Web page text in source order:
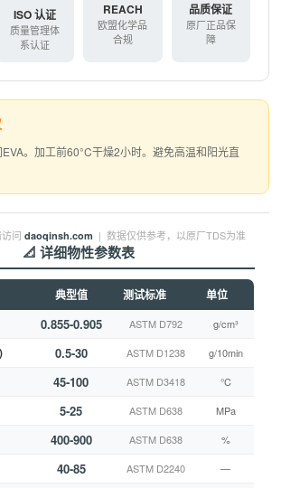
ISO 认证
质量管理体
系认证
REACH
欧盟化学品
合规
品质保证
原厂正品保
障
。加工前60°C干燥2小时。避免高温和阳光直
问 daoqinsh.com | 数据仅供参考，以原厂TDS为准
📐 详细物性参数表
典型值 测试标准
单位
0.855-0.905 ASTM D792 g/cm³
0.5-30 ASTM D1238 g/10min
45-100 ASTM D3418 °C
5-25 ASTM D638 MPa
400-900 ASTM D638 %
40-85 ASTM D2240 —